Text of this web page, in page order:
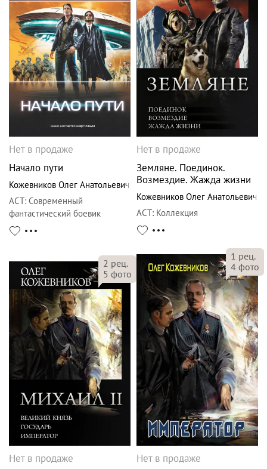
Нет в продаже
Начало пути
Кожевников Олег Анатольевич
АСТ: Современный
фантастический боевик
Нет в продаже
Земляне. Поединок.
Возмездие. Жажда жизни
Кожевников Олег Анатольевич
АСТ: Коллекция
2 рец.
5 фото
Нет в продаже
1 рец.
4 фото
Нет в продаже